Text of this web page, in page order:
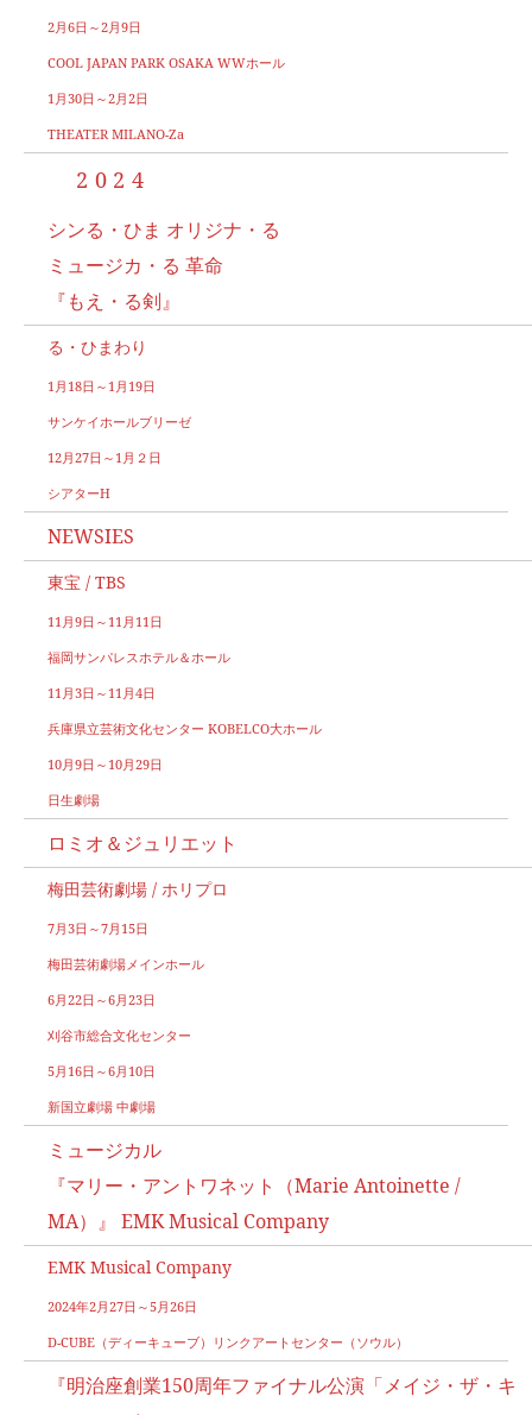
2月6日～2月9日
COOL JAPAN PARK OSAKA WWホール
1月30日～2月2日
THEATER MILANO-Za
2024
シンる・ひま オリジナ・る
ミュージカ・る 革命
『もえ・る剣』
る・ひまわり
1月18日～1月19日
サンケイホールブリーゼ
12月27日～1月２日
シアターH
NEWSIES
東宝 / TBS
11月9日～11月11日
福岡サンパレスホテル＆ホール
11月3日～11月4日
兵庫県立芸術文化センター KOBELCO大ホール
10月9日～10月29日
日生劇場
ロミオ＆ジュリエット
梅田芸術劇場 / ホリプロ
7月3日～7月15日
梅田芸術劇場メインホール
6月22日～6月23日
刈谷市総合文化センター
5月16日～6月10日
新国立劇場 中劇場
ミュージカル
『マリー・アントワネット（Marie Antoinette /
MA）』 EMK Musical Company
EMK Musical Company
2024年2月27日～5月26日
D-CUBE（ディーキューブ）リンクアートセンター（ソウル）
『明治座創業150周年ファイナル公演「メイジ・ザ・キ